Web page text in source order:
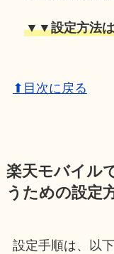
▼▼設定方法
⬆目次に戻る
楽天モバイル
うための設定
設定手順は、以